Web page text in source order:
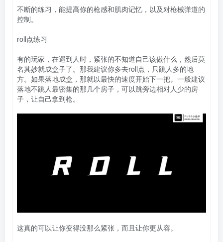
不断的练习，能提高你的枪感和肌肉记忆，以及对枪械弹道的
控制。
roll点练习
有的玩家，在遇到人时，紧张的不知道自己该做什么，然后莫
名其妙就成盒子了。那我建议你多去roll点，只跳人多的地
方。如果落地成盒，那就以最快的速度开始下一把。一般建议
落地不跳人最密集的那几个房子，可以跳旁边相对人少的房
子，让自己拿到枪。
这真的可以让你变得没那么紧张，而且让你更从容。